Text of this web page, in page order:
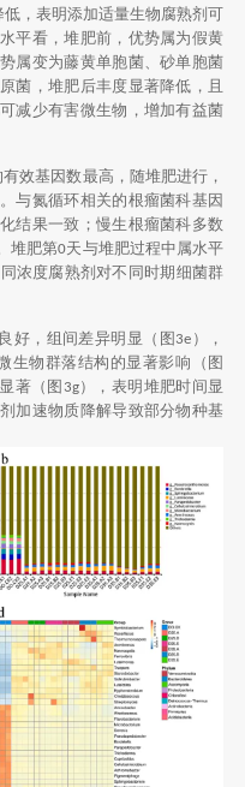
，表明添加适量生物腐熟剂可
平看，堆肥前，优势属为假黄
属变为藤黄单胞菌、砂单胞菌
菌，堆肥后丰度显著降低，且
减少有害微生物，增加有益菌
效基因数最高，随堆肥进行，
与氮循环相关的根瘤菌科基因
结果一致；慢生根瘤菌科多数
堆肥第0天与堆肥过程中属水平
浓度腐熟剂对不同时期细菌群
好，组间差异明显（图3e ），
生物群落结构的显著影响（图
著（图 3g），表明堆肥时间显
加速物质降解导致部分物种基